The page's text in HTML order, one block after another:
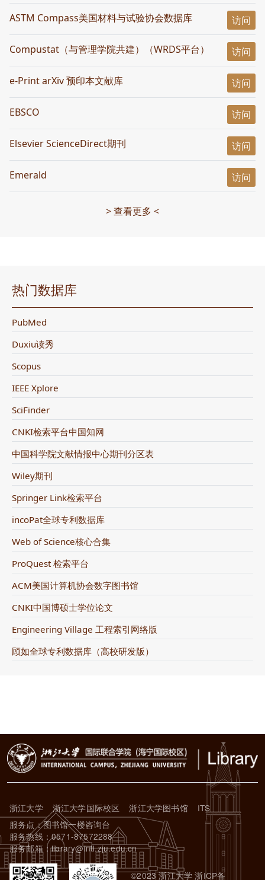
ASTM Compass美国材料与试验协会数据库 访问
Compustat（与管理学院共建）（WRDS平台） 访问
e-Print arXiv 预印本文献库 访问
EBSCO 访问
Elsevier ScienceDirect期刊 访问
Emerald 访问
> 查看更多 <
热门数据库
PubMed
Duxiu读秀
Scopus
IEEE Xplore
SciFinder
CNKI检索平台中国知网
中国科学院文献情报中心期刊分区表
Wiley期刊
Springer Link检索平台
incoPat全球专利数据库
Web of Science核心合集
ProQuest 检索平台
ACM美国计算机协会数字图书馆
CNKI中国博硕士学位论文
Engineering Village 工程索引网络版
顾如全球专利数据库（高校研发版）
浙江大学 浙江大学国际校区 浙江大学图书馆
ITS
服务点：图书馆一楼咨询台
服务热线：0571-87572288
服务邮箱：library@intl.zju.edu.cn
©2023 浙江大学 浙ICP备